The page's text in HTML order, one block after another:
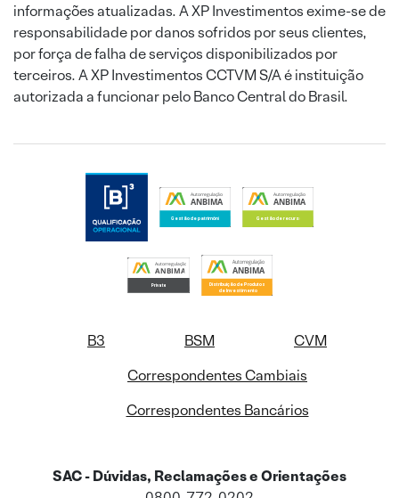
informações atualizadas. A XP Investimentos exime-se de
responsabilidade por danos sofridos por seus clientes,
por força de falha de serviços disponibilizados por
terceiros. A XP Investimentos CCTVM S/A é instituição
autorizada a funcionar pelo Banco Central do Brasil.
B3 BSM
CVM
Correspondentes Cambiais
Correspondentes Bancários
SAC - Dúvidas, Reclamações e Orientações